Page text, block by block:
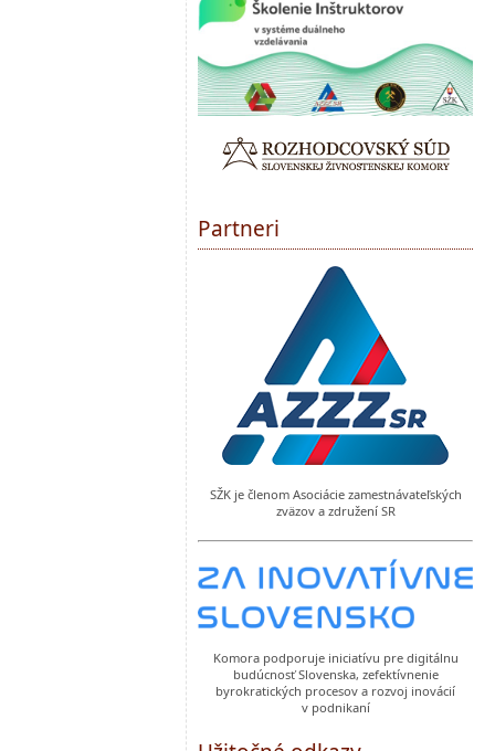
Partneri
SŽK je členom Asociácie zamestnávateľských
zväzov a združení SR
Komora podporuje iniciatívu pre digitálnu
budúcnosť Slovenska, zefektívnenie
byrokratických procesov a rozvoj inovácií
v podnikaní